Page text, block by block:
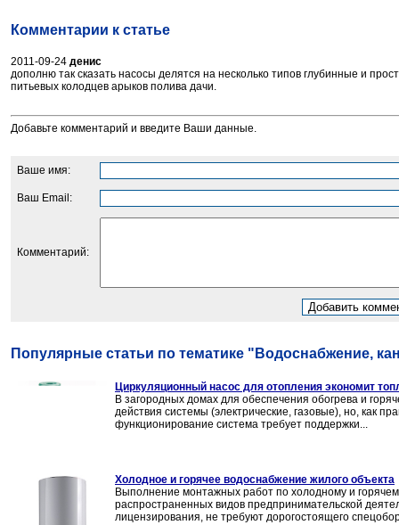
Комментарии к статье
2011-09-24 денис
дополню так сказать насосы делятся на несколько типов глубинные и
питьевых колодцев арыков полива дачи.
Добавьте комментарий и введите Ваши данные.
Ваше имя:
Ваш Email:
Комментарий:
Популярные статьи по тематике "Водоснабжение,
Циркуляционный насос для отопления экономит
В загородных домах для обеспечения обогрева и
действия системы (электрические, газовые), но, как
функционирование система требует поддержки...
Холодное и горячее водоснабжение жилого объекта
Выполнение монтажных работ по холодному и
распространенных видов предпринимательской
лицензирования, не требуют дорогостоящего